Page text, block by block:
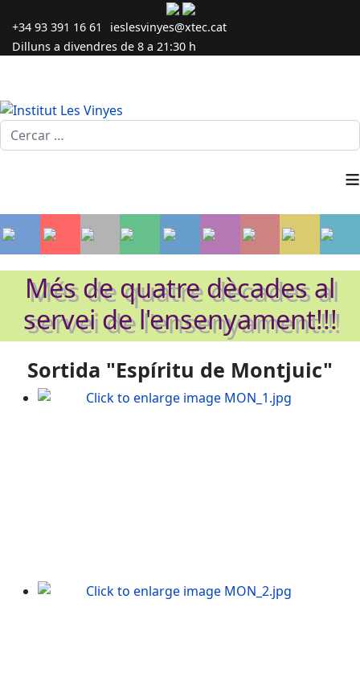
+34 93 391 16 61
ieslesvinyes@xtec.cat
Dilluns a divendres de 8 a 21:30 h
Cercar...
≡
Més de quatre dècades al
servei de l'ensenyament!!!
Sortida "Espíritu de Montjuic"